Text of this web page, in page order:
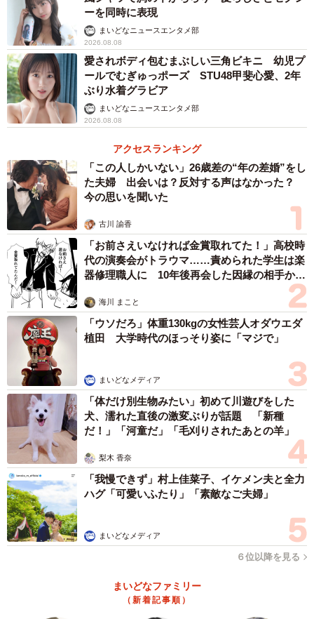
ーを同時に表現
まいどなニュースエンタメ部
2026.08.08
愛されボディ包むまぶしい三角ビキニ 幼児プ
ールでむぎゅっポーズ STU48甲斐心愛、2年
ぶり水着グラビア
まいどなニュースエンタメ部
2026.08.08
アクセスランキング
「この人しかいない」26歳差の“年の差婚”をし
た夫婦 出会いは？反対する声はなかった？
今の思いを聞いた
古川 諭香
「お前さえいなければ金賞取れてた！」高校時
代の演奏会がトラウマ……責められた学生は楽
器修理職人に 10年後再会した因縁の相手から
海川 まこと
「ウソだろ」体重130kgの女性芸人オダウエダ
植田 大学時代のほっそり姿に「マジで」
まいどなメディア
「体だけ別生物みたい」初めて川遊びをした
犬、濡れた直後の激変ぶりが話題 「新種
だ！」「河童だ」「毛刈りされたあとの羊」
梨木 香奈
「我慢できず」村上佳菜子、イケメン夫と全力
ハグ「可愛いふたり」「素敵なご夫婦」
まいどなメディア
６位以降を見る
まいどなファミリー
（新着記事順）